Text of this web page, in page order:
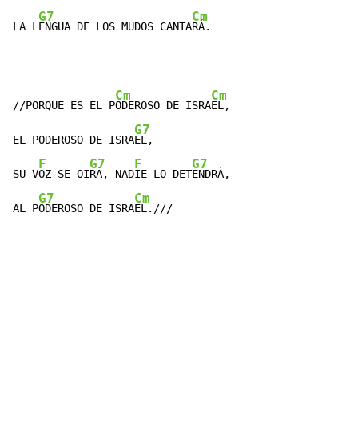
LA L
G7
ENGUA DE LOS MUDOS CANTA
Cm
RÁ.
//PORQUE ES EL P
Cm
ODEROSO DE ISRA
Cm
EL,
EL PODEROSO DE ISRA
G7
EL,
SU V
F
OZ SE OI
G7
RÁ, NAD
F
IE LO DET
G7
ENDRÁ,
AL P
G7
ODEROSO DE ISRA
Cm
EL.///